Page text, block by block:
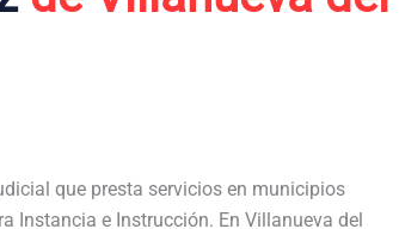
que presta servicios en municipios
Instancia e Instrucción. En Villanueva del